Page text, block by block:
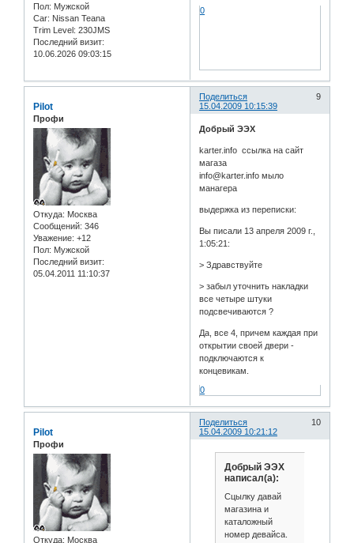
Пол: Мужской
Car: Nissan Teana
Trim Level: 230JMS
Последний визит:
10.06.2026 09:03:15
0
Поделиться
9
15.04.2009 10:15:39
Pilot
Профи
Откуда: Москва
Сообщений: 346
Уважение: +12
Пол: Мужской
Последний визит:
05.04.2011 11:10:37
Добрый ЭЭХ
karter.info ссылка на сайт
магаза
info@karter.info мыло
манагера
выдержка из переписки:
Вы писали 13 апреля 2009 г.,
1:05:21:
> Здравствуйте
> забыл уточнить накладки
все четыре штуки
подсвечиваются ?
Да, все 4, причем каждая при
открытии своей двери -
подключаются к
концевикам.
0
Поделиться
10
15.04.2009 10:21:12
Pilot
Профи
Откуда: Москва
Добрый ЭЭХ
написал(а):
Сцылку давай
магазина и
каталожный
номер девайса.